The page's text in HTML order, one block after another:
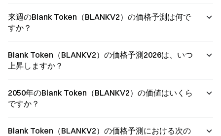
来週のBlank Token（BLANKV2）の価格予測は何で
すか？
Blank Token（BLANKV2）の価格予測2026は、いつ
上昇しますか？
2050年のBlank Token（BLANKV2）の価値はいくら
ですか？
Blank Token（BLANKV2）の価格予測における次の